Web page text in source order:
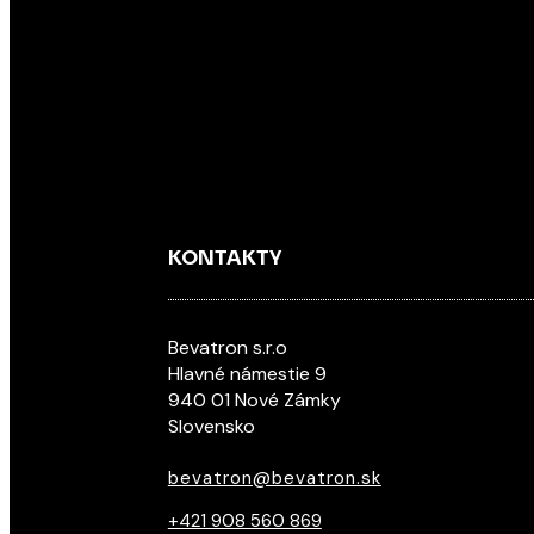
KONTAKTY
Bevatron s.r.o
Hlavné námestie 9
940 01 Nové Zámky
Slovensko
bevatron@bevatron.sk
+421 908 560 869